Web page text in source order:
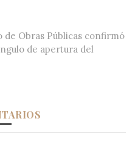
Obras Públicas confirmó
de apertura del